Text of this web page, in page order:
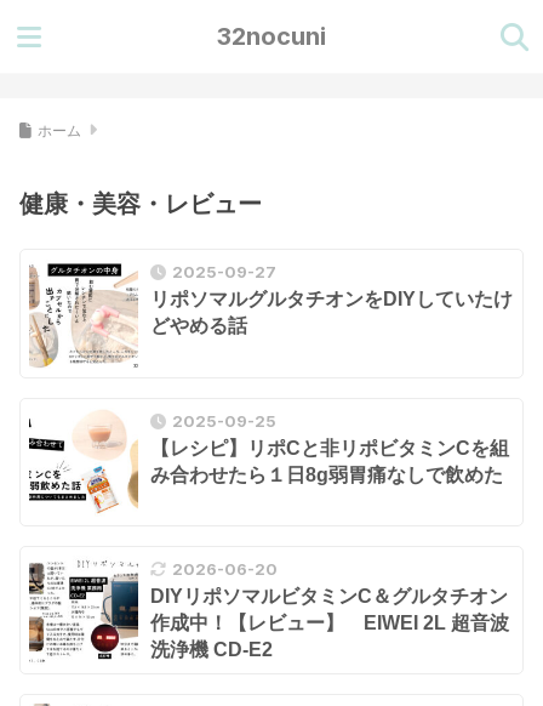
32nocuni
ホーム
健康・美容・レビュー
2025-09-27
リポソマルグルタチオンをDIYしていたけ
どやめる話
2025-09-25
【レシピ】リポCと非リポビタミンCを組
み合わせたら１日8g弱胃痛なしで飲めた
2026-06-20
DIYリポソマルビタミンC＆グルタチオン
作成中！【レビュー】 EIWEI 2L 超音波
洗浄機 CD-E2